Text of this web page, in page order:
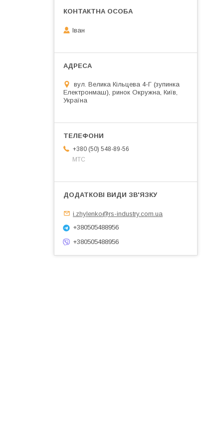
Іван
вул. Велика Кільцева 4-Г (зупинка
Електронмаш), ринок Окружна, Київ,
Україна
+380 (50) 548-89-56
МТС
i.zhylenko@rs-industry.com.ua
+380505488956
+380505488956